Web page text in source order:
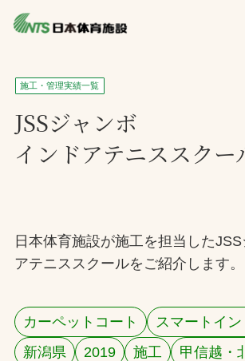
私たちの強み
ニュース
プレスリリース
施工・管理実績一覧
会社概要
採用情報
施工・管理実績一覧
JSSジャンボ
インドアテニススクー
日本体育施設が施工を担当した
アテニススクールをご紹介します。
カーペットコート スマートイン
新潟県
2019 施工 甲信越・